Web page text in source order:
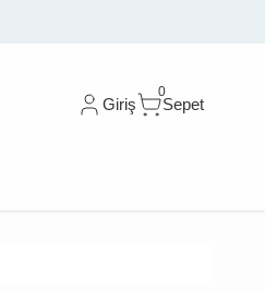
Giriş
0
Sepet